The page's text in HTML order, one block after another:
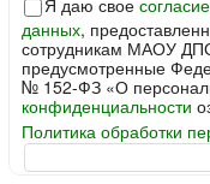
Я даю свое
данных,
сотрудникам МАОУ
предусмотренные
№ 152-ФЗ «О
конфиденциальности
Политика обработки